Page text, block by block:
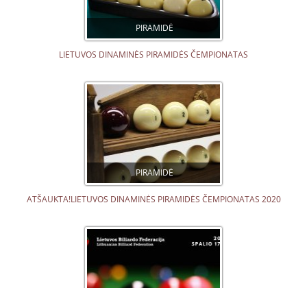
PIRAMIDĖ
LIETUVOS DINAMINĖS PIRAMIDĖS ČEMPIONATAS
PIRAMIDĖ
ATŠAUKTA!LIETUVOS DINAMINĖS PIRAMIDĖS ČEMPIONATAS 2020